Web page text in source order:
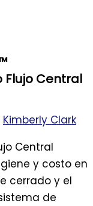
Flujo Central
Kimberly Clark
Central
y costo en
cerrado y el
de